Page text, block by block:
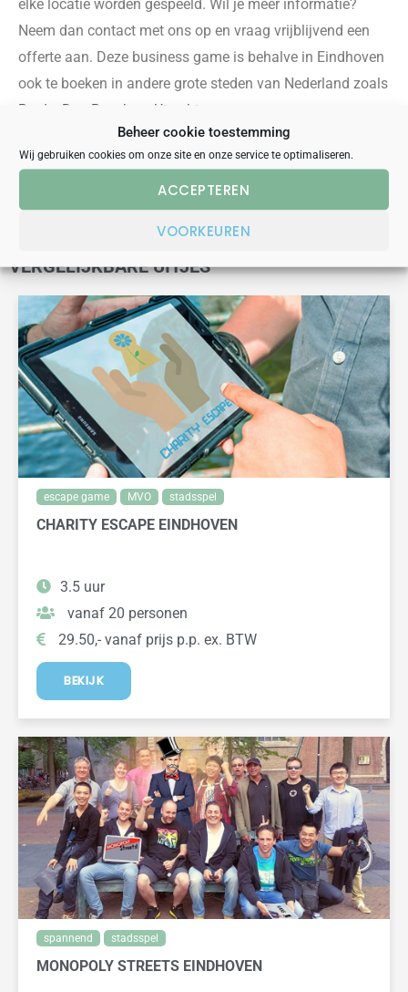
Beheer cookie toestemming
Wij gebruiken cookies om onze site en onze service te optimaliseren.
ACCEPTEREN
VOORKEUREN
elke locatie worden gespeeld. Wil je meer informatie?
Neem dan contact met ons op en vraag vrijblijvend een
offerte aan. Deze business game is behalve in Eindhoven
ook te boeken in andere grote steden van Nederland zoals
Breda
Den Bosch Utrecht
OFFERTE AANVRAGEN
VERGELIJKBARE UITJES
escape game MVO stadsspel
CHARITY ESCAPE EINDHOVEN
3.5 uur
vanaf 20 personen
29.50,- vanaf prijs p.p. ex. BTW
BEKIJK
spannend stadsspel
MONOPOLY STREETS EINDHOVEN